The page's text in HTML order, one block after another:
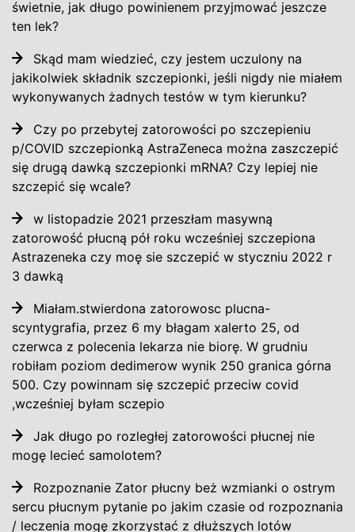
świetnie, jak długo powinienem przyjmować jeszcze
ten lek?
Skąd mam wiedzieć, czy jestem uczulony na
jakikolwiek składnik szczepionki, jeśli nigdy nie miałem
wykonywanych żadnych testów w tym kierunku?
Czy po przebytej zatorowości po szczepieniu
p/COVID szczepionką AstraZeneca można zaszczepić
się drugą dawką szczepionki mRNA? Czy lepiej nie
szczepić się wcale?
w listopadzie 2021 przeszłam masywną
zatorowość płucną pół roku wcześniej szczepiona
Astrazeneka czy moę sie szczepić w styczniu 2022 r
3 dawką
Miałam.stwierdona zatorowosc plucna-
scyntygrafia, przez 6 my błagam xalerto 25, od
czerwca z polecenia lekarza nie biorę. W grudniu
robiłam poziom dedimerow wynik 250 granica górna
500. Czy powinnam się szczepić przeciw covid
,wcześniej byłam sczepio
Jak długo po rozległej zatorowości płucnej nie
mogę lecieć samolotem?
Rozpoznanie Zator płucny beż wzmianki o ostrym
sercu płucnym pytanie po jakim czasie od rozpoznania
/ leczenia mogę zkorzystać z dłuższych lotów